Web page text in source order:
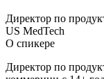
Директор по
US MedTech
О спикере
Директор по